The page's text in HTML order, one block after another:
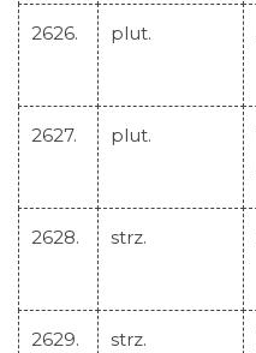
2626. plut.
2627. plut.
2628. strz.
2629. strz.